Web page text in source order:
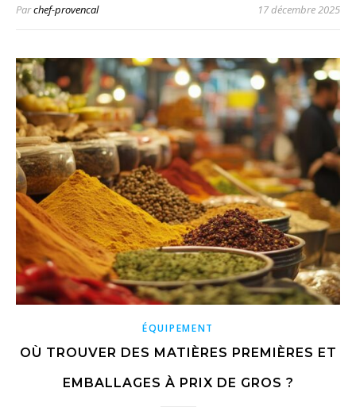
Parchef-provencal 17 décembre 2025
ÉQUIPEMENT
OÙ TROUVER DES MATIÈRES PREMIÈRES ET
EMBALLAGES À PRIX DE GROS ?